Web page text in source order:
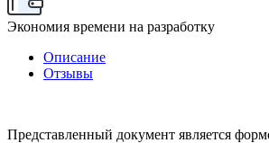
Экономия времени на разработку
Описание
Отзывы
Представленный документ является